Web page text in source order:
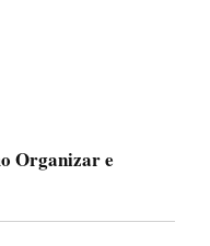
Organizar e